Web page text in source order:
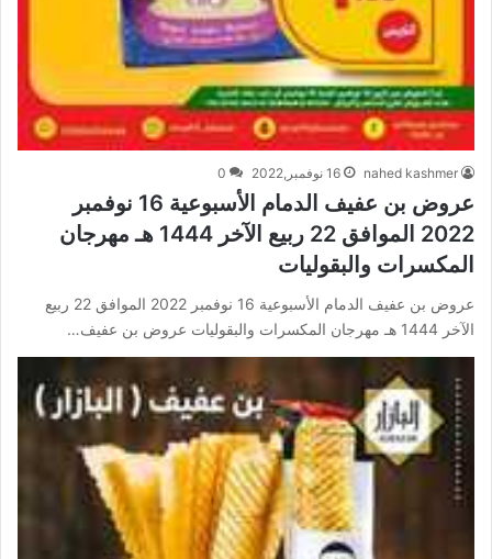
nahed kashmer 16 نوفمبر,2022 0
عروض بن عفيف الدمام الأسبوعية 16 نوفمبر
2022 الموافق 22 ربيع الآخر 1444 هـ مهرجان
المكسرات والبقوليات
عروض بن عفيف الدمام الأسبوعية 16 نوفمبر 2022 الموافق 22 ربيع
الآخر 1444 هـ مهرجان المكسرات والبقوليات عروض بن عفيف…